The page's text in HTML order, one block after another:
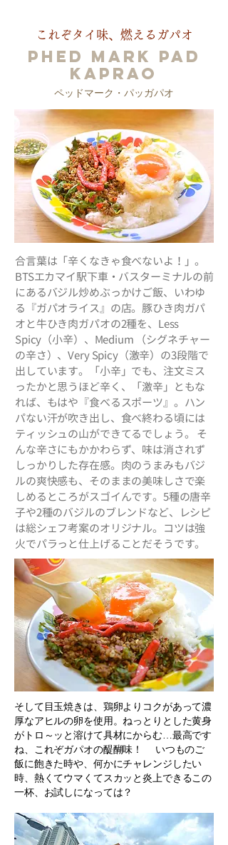
これぞタイ味、燃えるガパオ
Phed Mark Pad
Kaprao
ペッドマーク・パッガパオ
合言葉は「辛くなきゃ食べないよ！」。
BTSエカマイ駅下車・バスターミナルの前
にあるバジル炒めぶっかけご飯、いわゆ
る『ガパオライス』の店。豚ひき肉ガパ
オと牛ひき肉ガパオの2種を、Less
Spicy（小辛）、Medium （シグネチャー
の辛さ）、Very Spicy（激辛）の3段階で
出しています。「小辛」でも、注文ミス
ったかと思うほど辛く、「激辛」ともな
れば、もはや『食べるスポーツ』。ハン
パない汗が吹き出し、食べ終わる頃には
ティッシュの山ができてるでしょう。 そ
んな辛さにもかかわらず、味は消されず
しっかりした存在感。肉のうまみもバジ
ルの爽快感も、そのままの美味しさで楽
しめるところがスゴイんです。5種の唐辛
子や2種のバジルのブレンドなど、レシピ
は総シェフ考案のオリジナル。コツは強
火でパラっと仕上げることだそうです。
そして目玉焼きは、鶏卵よりコクがあって濃
厚なアヒルの卵を使用。ねっとりとした黄身
がトロ～ッと溶けて具材にからむ…最高です
ね、これぞガパオの醍醐味！ いつものご
飯に飽きた時や、何かにチャレンジしたい
時、熱くてウマくてスカッと炎上できるこの
一杯、お試しになっては？